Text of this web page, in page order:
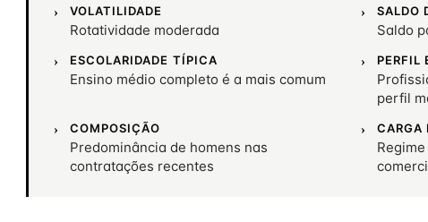
VOLATILIDADE
Rotatividade moderada
SALDO
Saldo
ESCOLARIDADE TÍPICA
Ensino médio completo é a mais comum
PERFIL
perfil
COMPOSIÇÃO
Predominância de homens nas
contratações recentes
CARGA